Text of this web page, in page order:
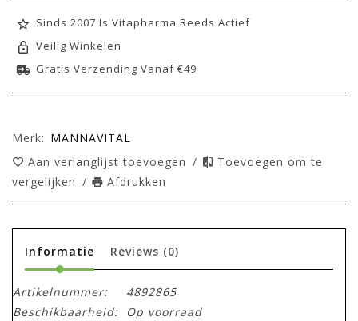
Sinds 2007 Is Vitapharma Reeds Actief
Veilig Winkelen
Gratis Verzending Vanaf €49
Merk: MANNAVITAL
Aan verlanglijst toevoegen /
Toevoegen om te
vergelijken / Afdrukken
Informatie Reviews (0)
Artikelnummer:
4892865
Beschikbaarheid:
Op voorraad